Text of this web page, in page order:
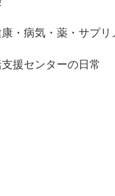
・病気・薬・サプリ
援センターの日常